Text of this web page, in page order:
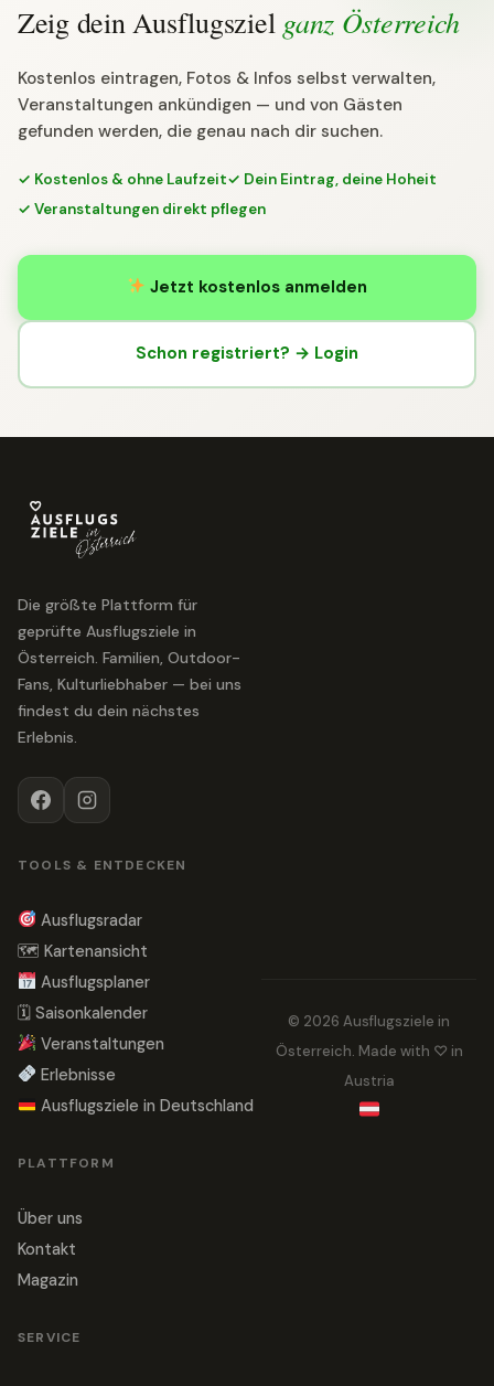
Zeig dein Ausflugsziel ganz Österreich
Kostenlos eintragen, Fotos & Infos selbst verwalten,
Veranstaltungen ankündigen — und von Gästen
gefunden werden, die genau nach dir suchen.
✓ Kostenlos & ohne Laufzeit✓ Dein Eintrag, deine Hoheit
✓ Veranstaltungen direkt pflegen
Jetzt kostenlos anmelden
Schon registriert? → Login
Die größte Plattform für
geprüfte Ausflugsziele in
Österreich. Familien, Outdoor-
Fans, Kulturliebhaber — bei uns
findest du dein nächstes
Erlebnis.
TOOLS & ENTDECKEN
Ausflugsradar
🗺 Kartenansicht
Ausflugsplaner
🗓 Saisonkalender
Veranstaltungen
Erlebnisse
Ausflugsziele in Deutschland
PLATTFORM
Über uns
Kontakt
Magazin
SERVICE
© 2026 Ausflugsziele in
Österreich. Made with ♡ in
Austria